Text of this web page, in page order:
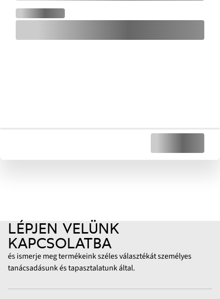
LÉPJEN VELÜNK
KAPCSOLATBA
és ismerje meg termékeink széles választékát személyes
tanácsadásunk és tapasztalatunk által.